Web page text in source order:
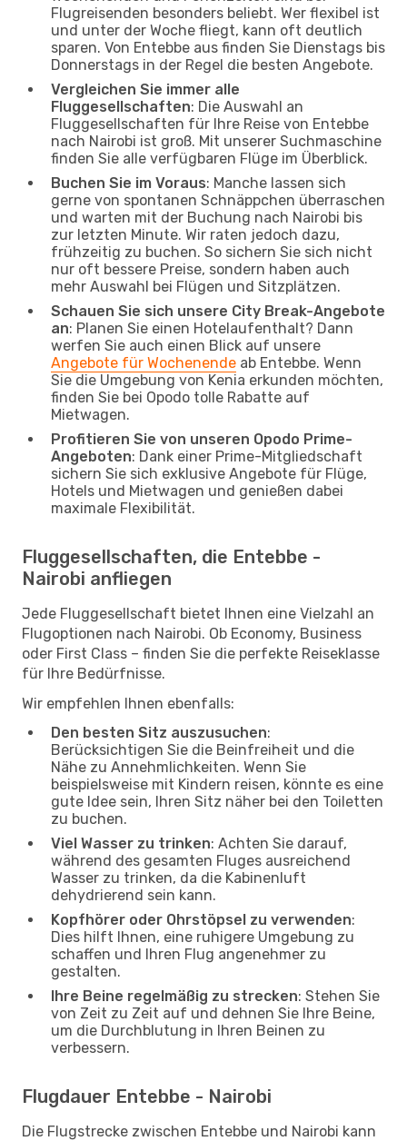
Flugreisenden besonders beliebt. Wer flexibel ist
und unter der Woche fliegt, kann oft deutlich
sparen. Von Entebbe aus finden Sie Dienstags bis
Donnerstags in der Regel die besten Angebote.
Vergleichen Sie immer alle
Fluggesellschaften: Die Auswahl an
Fluggesellschaften für Ihre Reise von Entebbe
nach Nairobi ist groß. Mit unserer Suchmaschine
finden Sie alle verfügbaren Flüge im Überblick.
Buchen Sie im Voraus: Manche lassen sich
gerne von spontanen Schnäppchen überraschen
und warten mit der Buchung nach Nairobi bis
zur letzten Minute. Wir raten jedoch dazu,
frühzeitig zu buchen. So sichern Sie sich nicht
nur oft bessere Preise, sondern haben auch
mehr Auswahl bei Flügen und Sitzplätzen.
Schauen Sie sich unsere City Break-Angebote
an: Planen Sie einen Hotelaufenthalt? Dann
werfen Sie auch einen Blick auf unsere
Angebote für Wochenende ab Entebbe. Wenn
Sie die Umgebung von Kenia erkunden möchten,
finden Sie bei Opodo tolle Rabatte auf
Mietwagen.
Profitieren Sie von unseren Opodo Prime-
Angeboten: Dank einer Prime-Mitgliedschaft
sichern Sie sich exklusive Angebote für Flüge,
Hotels und Mietwagen und genießen dabei
maximale Flexibilität.
Fluggesellschaften, die Entebbe -
Nairobi anfliegen
Jede Fluggesellschaft bietet Ihnen eine Vielzahl an
Flugoptionen nach Nairobi. Ob Economy, Business
oder First Class – finden Sie die perfekte Reiseklasse
für Ihre Bedürfnisse.
Wir empfehlen Ihnen ebenfalls:
Den besten Sitz auszusuchen:
Berücksichtigen Sie die Beinfreiheit und die
Nähe zu Annehmlichkeiten. Wenn Sie
beispielsweise mit Kindern reisen, könnte es eine
gute Idee sein, Ihren Sitz näher bei den Toiletten
zu buchen.
Viel Wasser zu trinken: Achten Sie darauf,
während des gesamten Fluges ausreichend
Wasser zu trinken, da die Kabinenluft
dehydrierend sein kann.
Kopfhörer oder Ohrstöpsel zu verwenden:
Dies hilft Ihnen, eine ruhigere Umgebung zu
schaffen und Ihren Flug angenehmer zu
gestalten.
Ihre Beine regelmäßig zu strecken: Stehen Sie
von Zeit zu Zeit auf und dehnen Sie Ihre Beine,
um die Durchblutung in Ihren Beinen zu
verbessern.
Flugdauer Entebbe - Nairobi
Die Flugstrecke zwischen Entebbe und Nairobi kann